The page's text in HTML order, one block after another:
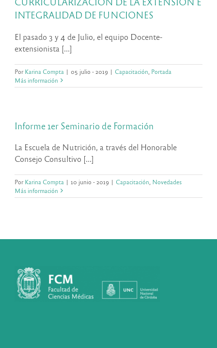
INTEGRALIDAD DE FUNCIONES
El pasado 3 y 4 de Julio, el equipo Docente-
extensionista [...]
PorKarina Compta | 05 julio - 2019 | Capacitación Portada
Más información
Informe 1er Seminario de Formación
La Escuela de Nutrición, a través del Honorable
Consejo Consultivo [...]
PorKarina Compta | 10 junio - 2019 | Capacitación, Novedades
Más información